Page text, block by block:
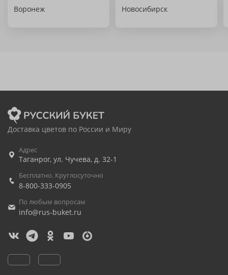
Воронеж Новосибирск
Доставка цветов по России и Миру
Адрес
Таганрог, ул. Чучева, д. 32-1
Бесплатно. Круглосуточно
8-800-333-0905
По любым вопросам
info@rus-buket.ru